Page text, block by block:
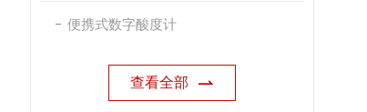
便携式数字酸度计
查看全部